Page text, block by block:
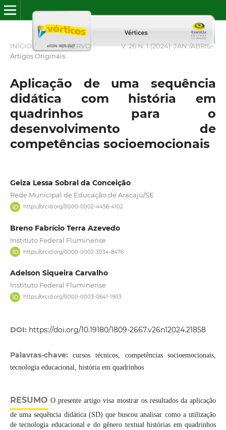
INÍCIO / ACERVO / V. 26 N. 1 (2024): JAN./ABRIL /
Artigos Originais
Aplicação de uma sequência
didática com história em
quadrinhos para o
desenvolvimento de
competências socioemocionais
Geiza Lessa Sobral da Conceição
Rede Municipal de Educação de Aracaju/SE
https://orcid.org/0000-0002-4456-4102
Breno Fabrício Terra Azevedo
Instituto Federal Fluminense
https://orcid.org/0000-0002-3034-8476
Adelson Siqueira Carvalho
Instituto Federal Fluminense
https://orcid.org/0000-0003-0641-1903
DOI: https://doi.org/10.19180/1809-2667.v26n12024.21858
Palavras-chave:cursos técnicos, competências socioemocionais,
tecnologia educacional, história em quadrinhos
RESUMO O presente artigo visa mostrar os resultados da aplicação
de uma sequência didática (SD) que buscou analisar como a utilização
de tecnologia educacional e do gênero textual histórias em quadrinhos